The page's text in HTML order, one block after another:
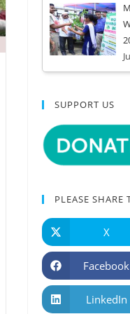
SUPPORT US
PLEASE SHARE
X
Facebook
LinkedIn